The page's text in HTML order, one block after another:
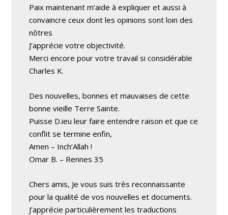
Paix maintenant m’aide à expliquer et aussi à
convaincre ceux dont les opinions sont loin des
nôtres
J’apprécie votre objectivité.
Merci encore pour votre travail si considérable
Charles K.
Des nouvelles, bonnes et mauvaises de cette
bonne vieille Terre Sainte.
Puisse D.ieu leur faire entendre raison et que ce
conflit se termine enfin,
Amen – Inch’Allah !
Omar B. – Rennes 35
Chers amis, Je vous suis très reconnaissante
pour la qualité de vos nouvelles et documents.
J’apprécie particulièrement les traductions